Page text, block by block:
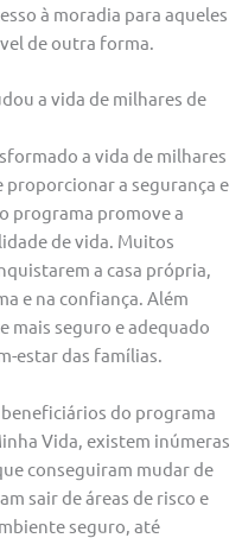
à moradia para aqueles
de outra forma.
a vida de milhares de
a vida de milhares
proporcionar a segurança e
programa promove a
de vida. Muitos
a casa própria,
e na confiança. Além
mais seguro e adequado
estar das famílias.
do programa
Vida, existem inúmeras
conseguiram mudar de
sair de áreas de risco e
seguro, até